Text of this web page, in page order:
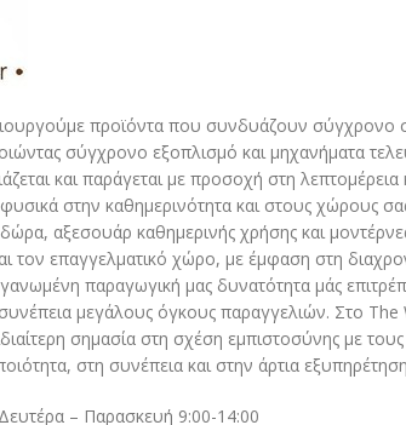
προϊόντα που συνδυάζουν σύγχρονο
σύγχρονο εξοπλισμό και μηχανήματα
και παράγεται με προσοχή στη
στην καθημερινότητα και στους χώρους
αξεσουάρ καθημερινής χρήσης και
τον επαγγελματικό χώρο, με έμφαση στη
παραγωγική μας δυνατότητα μάς
μεγάλους όγκους παραγγελιών. Στο
σημασία στη σχέση εμπιστοσύνης με τους
στη συνέπεια και στην άρτια
– Παρασκευή 9:00-14:00